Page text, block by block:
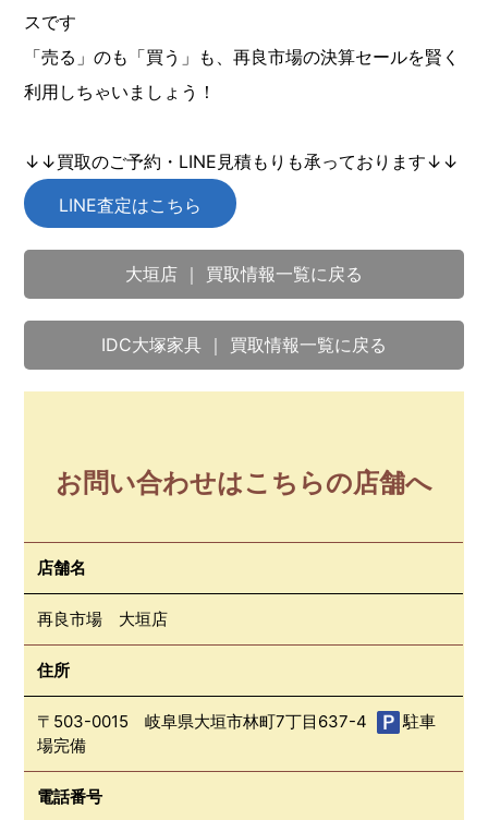
スです
「売る」のも「買う」も、再良市場の決算セールを賢く
利用しちゃいましょう！
↓↓買取のご予約・LINE見積もりも承っております↓↓
LINE査定はこちら
大垣店 ｜ 買取情報一覧に戻る
IDC大塚家具 ｜ 買取情報一覧に戻る
お問い合わせはこちらの店舗へ
店舗名
再良市場 大垣店
住所
〒503-0015 岐阜県大垣市林町7丁目637-4
駐車
場完備
電話番号